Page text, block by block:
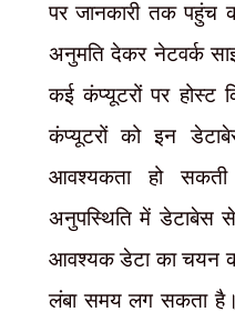
पर जानकारी तक पहुंच
अनुमति देकर नेटवर्क
कई कंप्यूटरों पर होस्ट
कंप्यूटरों को इन
आवश्यकता हो
अनुपस्थिति में डेटाबेस
आवश्यक डेटा का चयन
लंबा समय लग सकता